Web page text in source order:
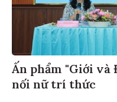
Ấn phẩm "Giới và
nối nữ trí thức